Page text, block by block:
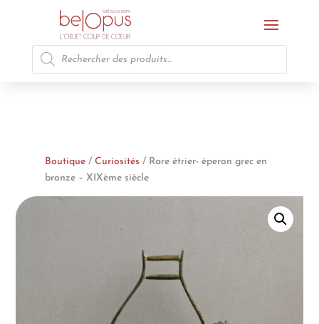
Recherche
de
produits
Boutique/ Curiosités / Rare étrier- éperon grec en
bronze – XIXème siècle